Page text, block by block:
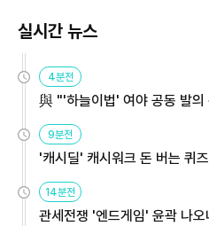
실시간 뉴스
4분전
與 "'하늘이법' 여야 공동 발
9분전
'캐시딜' 캐시워크 돈 버는 퀴
14분전
관세전쟁 '엔드게임' 윤곽 나